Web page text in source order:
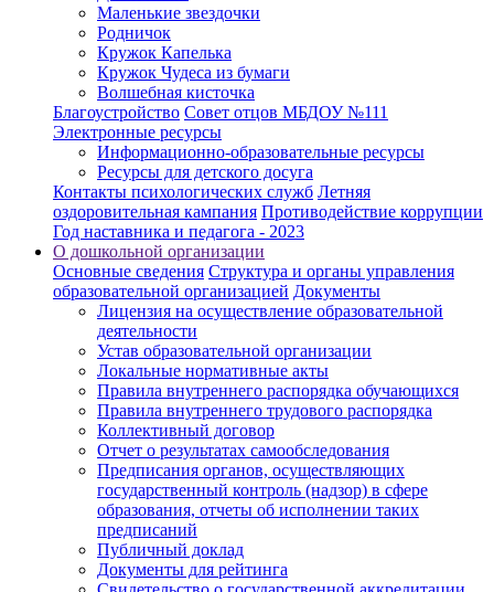
Маленькие звездочки
Родничок
Кружок Капелька
Кружок Чудеса из бумаги
Волшебная кисточка
Благоустройство Совет отцов МБДОУ №111
Электронные ресурсы
Информационно-образовательные ресурсы
Ресурсы для детского досуга
Контакты психологических служб Летняя
оздоровительная кампания Противодействие коррупции
Год наставника и педагога - 2023
О дошкольной организации
Основные сведения Структура и органы управления
образовательной организацией Документы
Лицензия на осуществление образовательной
деятельности
Устав образовательной организации
Локальные нормативные акты
Правила внутреннего распорядка обучающихся
Правила внутреннего трудового распорядка
Коллективный договор
Отчет о результатах самообследования
Предписания органов, осуществляющих
государственный контроль (надзор) в сфере
образования, отчеты об исполнении таких
предписаний
Публичный доклад
Документы для рейтинга